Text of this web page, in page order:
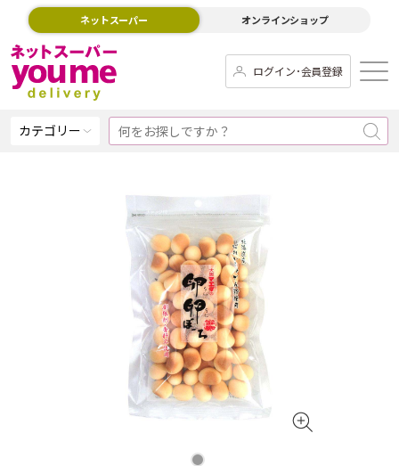
ネットスーパー オンラインショップ
ログイン･会員登録
カテゴリー